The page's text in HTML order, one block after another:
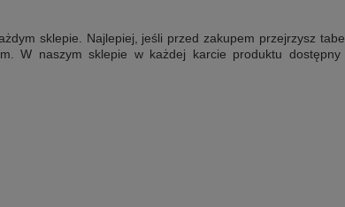
sklepie. Najlepiej, jeśli przed zakupem przejrzysz
W naszym sklepie w każdej karcie produktu